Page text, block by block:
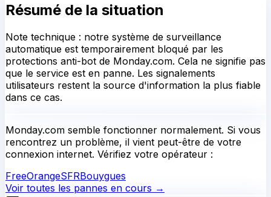
Résumé de la situation
Note technique : notre système de surveillance
automatique est temporairement bloqué par les
protections anti-bot de Monday.com. Cela ne signifie pas
que le service est en panne. Les signalements
utilisateurs restent la source d'information la plus fiable
dans ce cas.
Monday.com semble fonctionner normalement. Si vous
rencontrez un problème, il vient peut-être de votre
connexion internet. Vérifiez votre opérateur :
FreeOrangeSFRBouygues
Voir toutes les pannes en cours →